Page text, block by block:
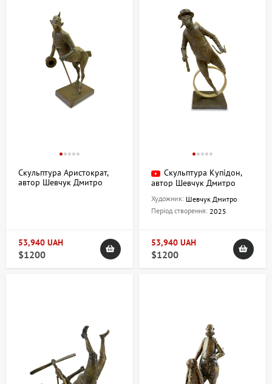
Скульптура Аристократ,
автор Шевчук Дмитро
53,940 UAH
$1200
Скульптура Купідон,
автор Шевчук Дмитро
Художник: Шевчук Дмитро
Період створення: 2025
53,940 UAH
$1200